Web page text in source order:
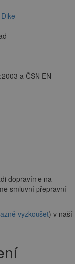
a ČSN EN
dopravíme na
smluvní přepravní
vyzkoušet) v naší